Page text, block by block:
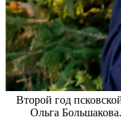
Второй год
Ольга